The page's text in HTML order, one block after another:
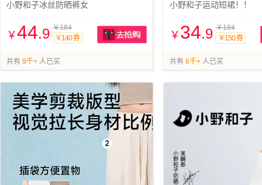
小野和子冰丝防晒裤女
￥44.9 ￥184
￥140 券
共有 9千+ 人已买
小野和子运动短裙！！
￥ 34.9 ￥184
￥150 券
共有 6千+ 人已买